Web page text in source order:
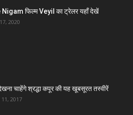
फिल्म Veyil का ट्रेलर यहाँ देखें
2020
चाहेंगे श्रद्धा कपूर की यह खूबसूरत तस्वीरें
2017